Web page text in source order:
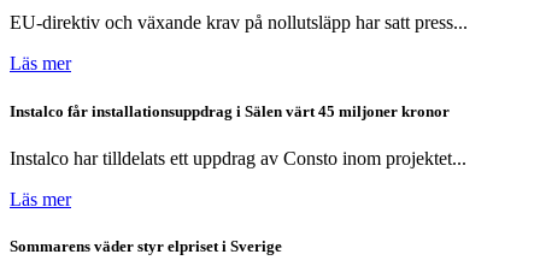
EU-direktiv och växande krav på nollutsläpp har satt press...
Läs mer
Instalco får installationsuppdrag i Sälen värt 45 miljoner kronor
Instalco har tilldelats ett uppdrag av Consto inom projektet...
Läs mer
Sommarens väder styr elpriset i Sverige